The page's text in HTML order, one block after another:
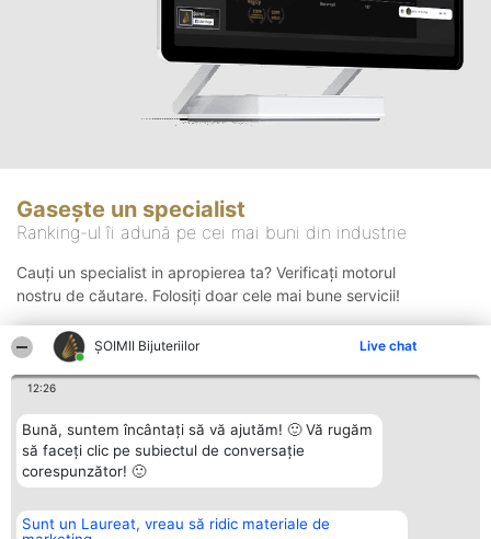
ŞOIMII Bijuteriilor Live chat
12:26
Bună, suntem încântați să vă ajutăm! 🙂 Vă rugăm
să faceți clic pe subiectul de conversație
corespunzător! 🙂
Sunt un Laureat, vreau să ridic materiale de
Gasește un specialist
Ranking-ul îi adună pe cei mai buni din industrie
Cauți un specialist in apropierea ta? Verificați motorul
nostru de căutare. Folosiți doar cele mai bune servicii!
Organizator Ranking Plebiscyt Contact